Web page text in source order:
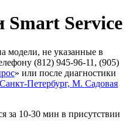
Smart Service
модели, не указанные в
(812) 945-96-11, (905)
» или после диагностики
Петербург, М. Садовая
за 10-30 мин в присутствии